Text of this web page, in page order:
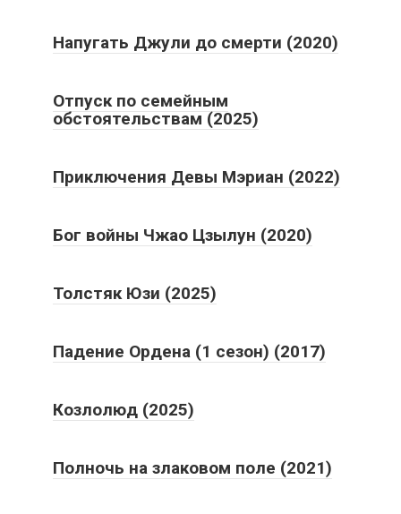
Напугать Джули до смерти (2020)
Отпуск по семейным
обстоятельствам (2025)
Приключения Девы Мэриан (2022)
Бог войны Чжао Цзылун (2020)
Толстяк Юзи (2025)
Падение Ордена (1 сезон) (2017)
Козлолюд (2025)
Полночь на злаковом поле (2021)